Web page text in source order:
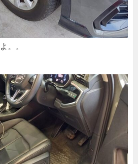
。。